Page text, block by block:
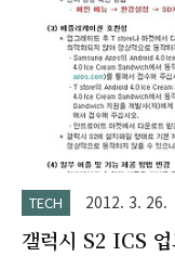
TECH 2012. 3. 26.
갤럭시 S2 ICS